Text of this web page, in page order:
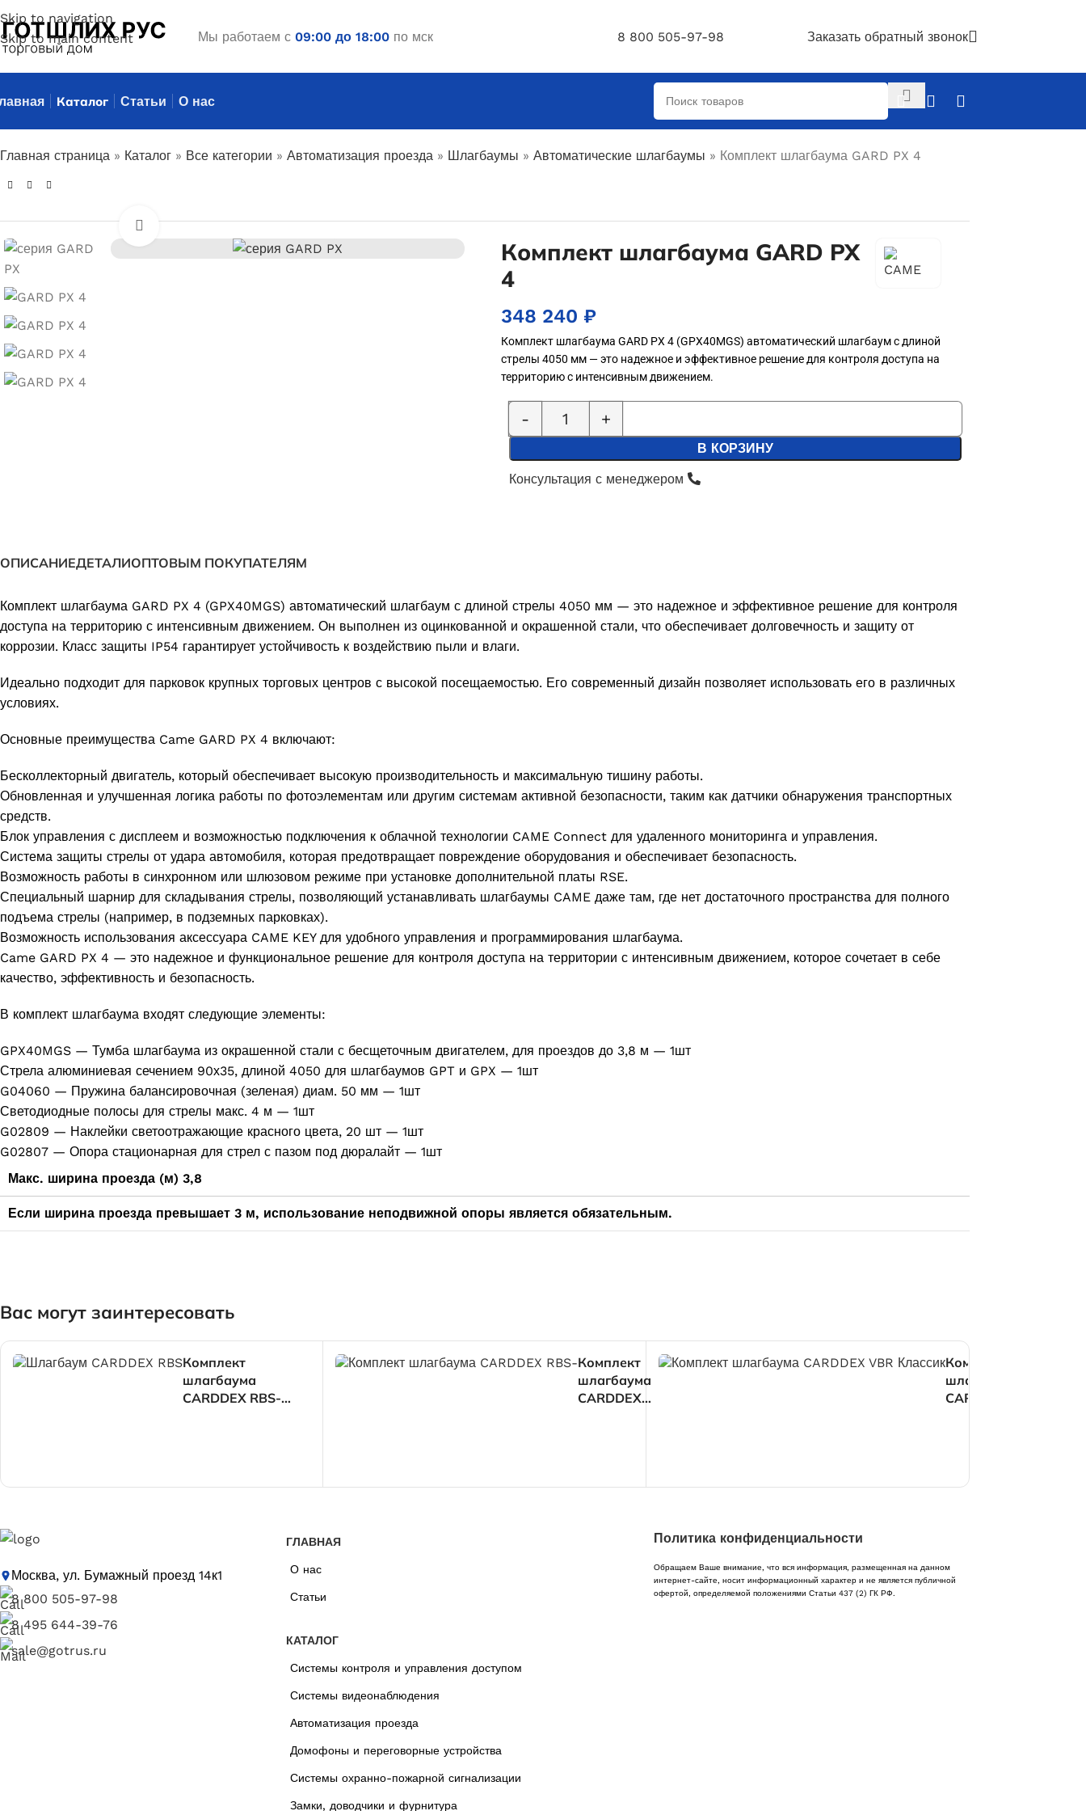
Skip to navigation
Skip to main content
Мы работаем с 09:00 до 18:00 по мск 8 800 505-97-98 Заказать обратный звонок
Каталог Статьи О нас
Главная страница » Каталог » Все категории » Автоматизация проезда » Шлагбаумы » Автоматические шлагбаумы » Комплект шлагбаума GARD PX 4
Увеличить
Комплект шлагбаума GARD PX
4
348 240 ₽
Комплект шлагбаума GARD PX 4 (GPX40MGS) автоматический шлагбаум с длиной
стрелы 4050 мм — это надежное и эффективное решение для контроля доступа на
территорию с интенсивным движением.
В КОРЗИНУ
Консультация с менеджером
ОПИСАНИЕДЕТАЛИОПТОВЫМ ПОКУПАТЕЛЯМ
Комплект шлагбаума GARD PX 4 (GPX40MGS) автоматический шлагбаум с длиной стрелы 4050 мм — это надежное и эффективное решение для контроля
доступа на территорию с интенсивным движением. Он выполнен из оцинкованной и окрашенной стали, что обеспечивает долговечность и защиту от
коррозии. Класс защиты IP54 гарантирует устойчивость к воздействию пыли и влаги.
Идеально подходит для парковок крупных торговых центров с высокой посещаемостью. Его современный дизайн позволяет использовать его в различных
условиях.
Основные преимущества Came GARD PX 4 включают:
Бесколлекторный двигатель, который обеспечивает высокую производительность и максимальную тишину работы.
Обновленная и улучшенная логика работы по фотоэлементам или другим системам активной безопасности, таким как датчики обнаружения транспортных
средств.
Блок управления с дисплеем и возможностью подключения к облачной технологии CAME Connect для удаленного мониторинга и управления.
Система защиты стрелы от удара автомобиля, которая предотвращает повреждение оборудования и обеспечивает безопасность.
Возможность работы в синхронном или шлюзовом режиме при установке дополнительной платы RSE.
Специальный шарнир для складывания стрелы, позволяющий устанавливать шлагбаумы CAME даже там, где нет достаточного пространства для полного
подъема стрелы (например, в подземных парковках).
Возможность использования аксессуара CAME KEY для удобного управления и программирования шлагбаума.
Came GARD PX 4 — это надежное и функциональное решение для контроля доступа на территории с интенсивным движением, которое сочетает в себе
качество, эффективность и безопасность.
В комплект шлагбаума входят следующие элементы:
GPX40MGS — Тумба шлагбаума из окрашенной стали с бесщеточным двигателем, для проездов до 3,8 м — 1шт
Стрела алюминиевая сечением 90х35, длиной 4050 для шлагбаумов GPT и GPX — 1шт
G04060 — Пружина балансировочная (зеленая) диам. 50 мм — 1шт
Светодиодные полосы для стрелы макс. 4 м — 1шт
G02809 — Наклейки светоотражающие красного цвета, 20 шт — 1шт
G02807 — Опора стационарная для стрел с пазом под дюралайт — 1шт
Макс. ширина проезда (м) 3,8
Если ширина проезда превышает 3 м, использование неподвижной опоры является обязательным.
Вас могут заинтересовать
Комплект
шлагбаума
CARDDEX RBS-
Комплект
шлагбаума
CARDDEX
Комплект
шлагбаума
CARDDEX
Москва, ул. Бумажный проезд 14к1
8 800 505-97-98
8 495 644-39-76
sale@gotrus.ru
ГЛАВНАЯ
О нас
Статьи
КАТАЛОГ
Системы контроля и управления доступом
Системы видеонаблюдения
Автоматизация проезда
Домофоны и переговорные устройства
Системы охранно-пожарной сигнализации
Замки, доводчики и фурнитура
Политика конфиденциальности
Обращаем Ваше внимание, что вся информация, размещенная на данном
интернет-сайте, носит информационный характер и не является публичной
офертой, определяемой положениями Статьи 437 (2) ГК РФ.